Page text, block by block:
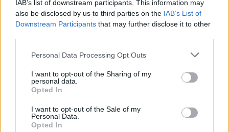
IAB’s list of downstream participants. This information may
also be disclosed by us to third parties on the IAB’s List of
Downstream Participants that may further disclose it to other
Personal Data Processing Opt Outs
I want to opt-out of the Sharing of my
personal data.
Opted In
I want to opt-out of the Sale of my
Personal Data.
Opted In
Ακολουθήστε το Pink.gr και στοInstagram
ΔΙΑΦΗΜΙΣΗ